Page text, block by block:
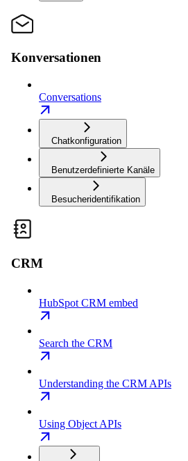
Konversationen
Conversations
Chatkonfiguration
Benutzerdefinierte Kanäle
Besucheridentifikation
CRM
HubSpot CRM embed
Search the CRM
Understanding the CRM APIs
Using Object APIs